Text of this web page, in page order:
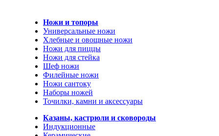
Ножи и топоры
Универсальные ножи
Хлебные и овощные ножи
Ножи для пиццы
Ножи для стейка
Шеф ножи
Филейные ножи
Ножи сантоку
Наборы ножей
Точилки, камни и аксессуары
Казаны, кастрюли и сковороды
Индукционные